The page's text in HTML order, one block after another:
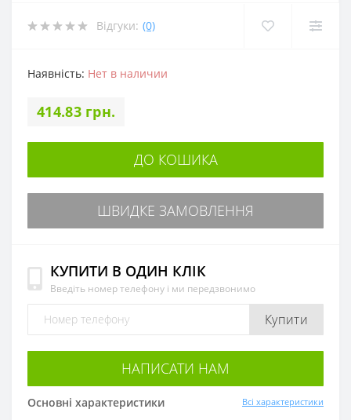
Відгуки: (0)
Наявність: Нет в наличии
414.83 грн.
ДО КОШИКА
ШВИДКЕ ЗАМОВЛЕННЯ
КУПИТИ В ОДИН КЛІК
Введіть номер телефону і ми передзвонимо
Купити
НАПИСАТИ НАМ
Основні характеристики Всі характеристики